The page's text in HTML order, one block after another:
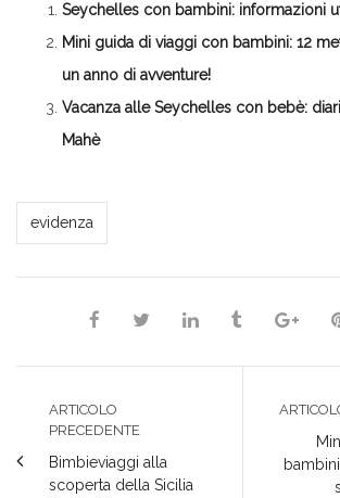
una
finestra)
in
nuova
finestra)
in
nuova
finestra)
in
nuova
finestra)
nuova
Seychelles con bambini: informazioni
Mini guida di viaggi con bambini: 12
un anno di avventure!
Vacanza alle Seychelles con bebè:
Mahè
*Laura*
evidenza
ARTICOLO
PRECEDENTE
Bimbieviaggi alla
scoperta della Sicilia